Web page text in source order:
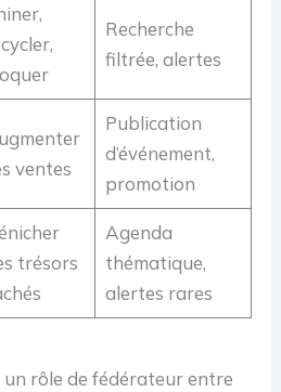
Recherche
filtrée, alertes
ventes
Publication
d’événement,
promotion
trésors
Agenda
thématique,
alertes rares
rôle de fédérateur entre